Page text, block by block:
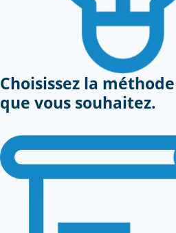
Choisissez la
que vous souhaitez.